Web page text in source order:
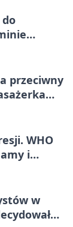
do
przeciwny
WHO
i
w